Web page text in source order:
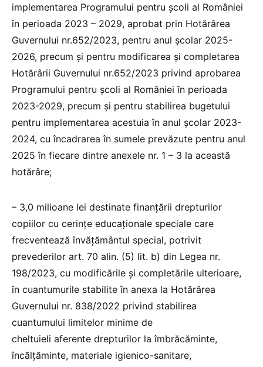
implementarea Programului pentru școli al României
în perioada 2023 – 2029, aprobat prin Hotărârea
Guvernului nr.652/2023, pentru anul școlar 2025-
2026, precum și pentru modificarea și completarea
Hotărârii Guvernului nr.652/2023 privind aprobarea
Programului pentru școli al României în perioada
2023-2029, precum și pentru stabilirea bugetului
pentru implementarea acestuia în anul școlar 2023-
2024, cu încadrarea în sumele prevăzute pentru anul
2025 în fiecare dintre anexele nr. 1 – 3 la această
hotărâre;
– 3,0 milioane lei destinate finanţării drepturilor
copiilor cu cerinţe educaţionale speciale care
frecventează învăţământul special, potrivit
prevederilor art. 70 alin. (5) lit. b) din Legea nr.
198/2023, cu modificările şi completările ulterioare,
în cuantumurile stabilite în anexa la Hotărârea
Guvernului nr. 838/2022 privind stabilirea
cuantumului limitelor minime de
cheltuieli aferente drepturilor la îmbrăcăminte,
încălţăminte, materiale igienico-sanitare,